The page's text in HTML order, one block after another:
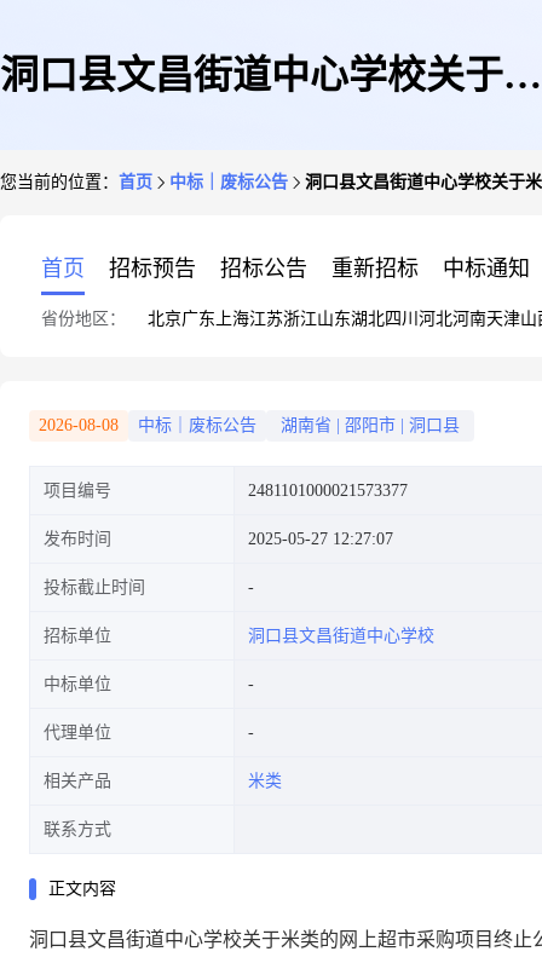
洞口县文昌街道中心学校关于米
您当前的位置： 首页 中标｜废标公告 洞口县文昌街道中心学校关于
首页 招标预告 招标公告 重新招标 中标通知
省份地区： 北京广东 上海江苏浙江山东湖北四川 河北河南天津山
2026-08-08 中标｜废标公告 湖南省 邵阳市 洞口县
项目编号 2481101000021573377
发布时间 2025-05-27 12:27:07
投标截止时间
招标单位 洞口县文昌街道中心学校
中标单位
代理单位
相关产品 米类
联系方式
正文内容
洞口县文昌街道中心学校关于米类的网上超市采购项目终止